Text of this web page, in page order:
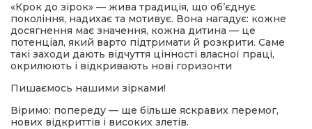
«Крок до зірок» — жива традиція, що об’єднує
покоління, надихає та мотивує. Вона нагадує: кожне
досягнення має значення, кожна дитина — це
потенціал, який варто підтримати й розкрити. Саме
такі заходи дають відчуття цінності власної праці,
окрилюють і відкривають нові горизонти
Пишаємось нашими зірками!
Віримо: попереду — ще більше яскравих перемог,
нових відкриттів і високих злетів.